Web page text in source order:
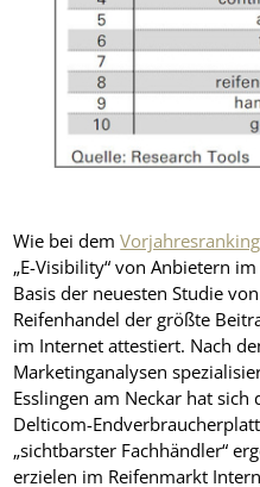
Wie bei demVorjahresranking
„E-Visibility“ von Anbietern
Basis der neuesten Studie
Reifenhandel der größte
im Internet attestiert. Nach
Marketinganalysen
Esslingen am Neckar hat
Delticom-
„sichtbarster Fachhändler“
erzielen im Reifenmarkt